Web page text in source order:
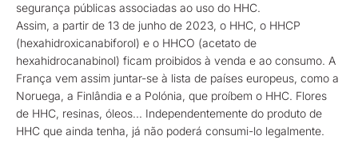
segurança públicas associadas ao uso do HHC.
Assim, a partir de 13 de junho de 2023, o HHC, o HHCP
(hexahidroxicanabiforol) e o HHCO (acetato de
hexahidrocanabinol) ficam proibidos à venda e ao consumo. A
França vem assim juntar-se à lista de países europeus, como a
Noruega, a Finlândia e a Polónia, que proíbem o HHC. Flores
de HHC, resinas, óleos... Independentemente do produto de
HHC que ainda tenha, já não poderá consumi-lo legalmente.